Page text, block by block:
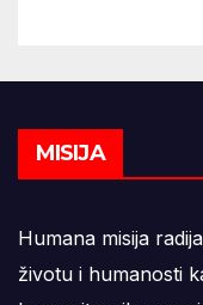
MISIJA
Humana misija
životu i humanosti